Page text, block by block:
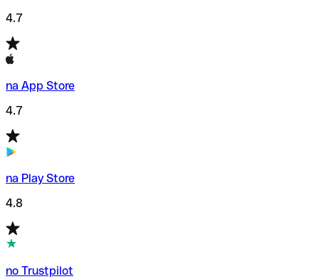
4.7
na App Store
4.7
na Play Store
4.8
no Trustpilot